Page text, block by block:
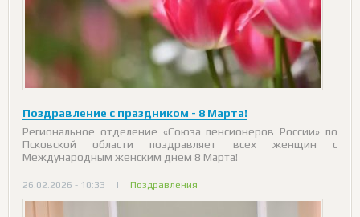
Поздравление с праздником - 8 Марта!
Региональное отделение «Союза пенсионеров России» по
Псковской области поздравляет всех женщин с
Международным женским днем 8 Марта!
26.02.2026 - 10:33 | Поздравления